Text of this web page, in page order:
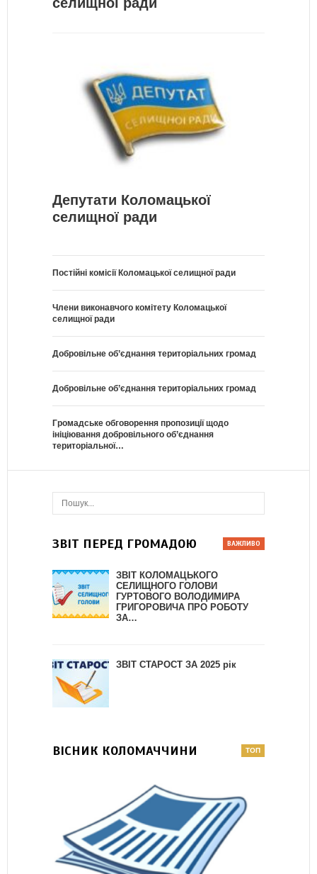
Депутати Коломацької
селищної ради
Постійні комісії Коломацької селищної ради
Члени виконавчого комітету Коломацької
селищної ради
Добровільне об’єднання територіальних громад
Добровільне об’єднання територіальних громад
Громадське обговорення пропозиції щодо
ініціювання добровільного об’єднання
територіальної…
ЗВІТ ПЕРЕД ГРОМАДОЮ
ЗВІТ КОЛОМАЦЬКОГО
СЕЛИЩНОГО ГОЛОВИ
ГУРТОВОГО ВОЛОДИМИРА
ГРИГОРОВИЧА ПРО РОБОТУ
ЗА…
ЗВІТ СТАРОСТ ЗА 2025 рік
ВІСНИК КОЛОМАЧЧИНИ